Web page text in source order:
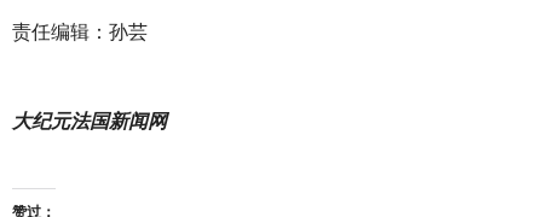
责任编辑：孙芸
大纪元法国新闻网
赞过：